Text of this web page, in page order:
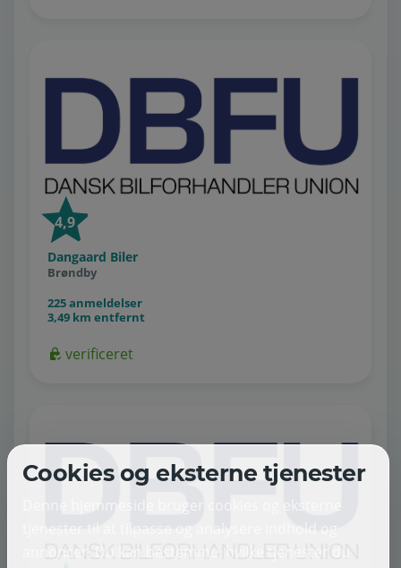
4,9
Dangaard Biler
Brøndby
225 anmeldelser
3,49 km entfernt
verificeret
Cookies og eksterne tjenester
tjenester til at tilpasse og analysere indhold og
annoncer. Du kan bestemme, hvilke tjenester du